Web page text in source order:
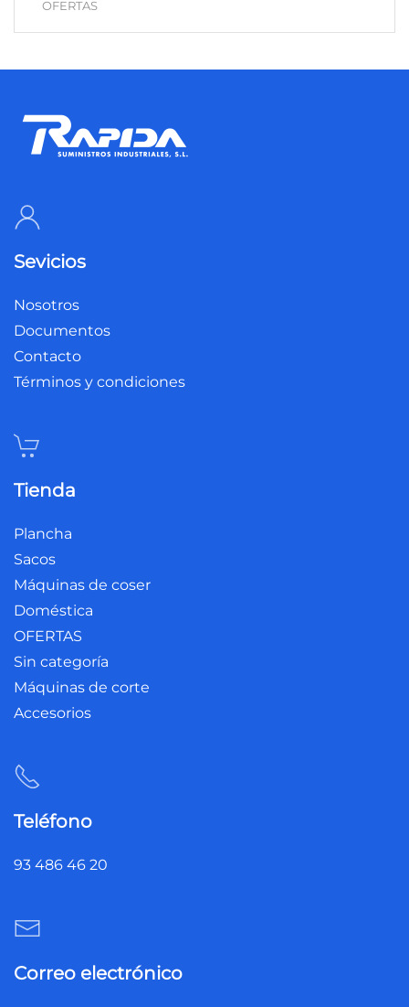
OFERTAS
Sevicios
Nosotros
Documentos
Contacto
Términos y condiciones
Tienda
Plancha
Sacos
Máquinas de coser
Doméstica
OFERTAS
Sin categoría
Máquinas de corte
Accesorios
Teléfono
93 486 46 20
Correo electrónico